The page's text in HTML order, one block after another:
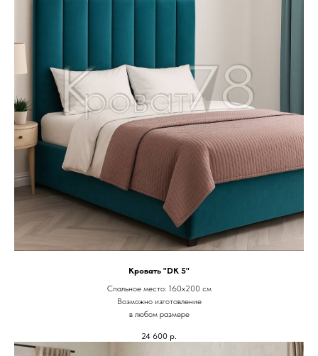
Кровать "DK 5"
Спальное место: 160х200 см
Возможно изготовление
в любом размере
24 600 р.